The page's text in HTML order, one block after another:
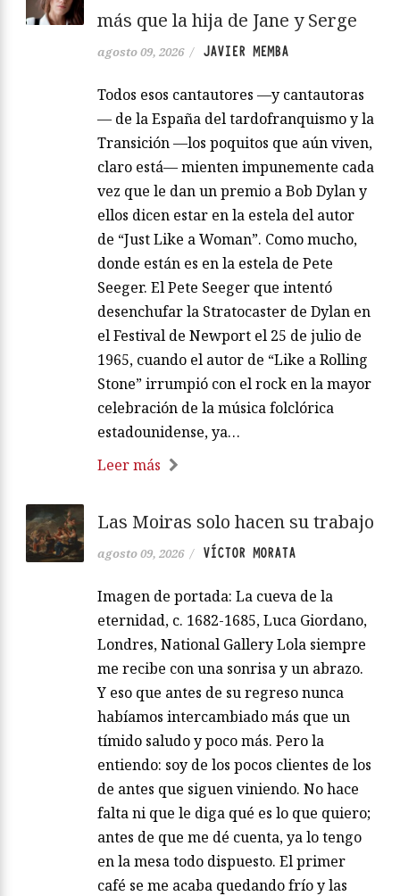
más que la hija de Jane y Serge
agosto 09, 2026 / JAVIER MEMBA
Todos esos cantautores —y cantautoras
— de la España del tardofranquismo y la
Transición —los poquitos que aún viven,
claro está— mienten impunemente cada
vez que le dan un premio a Bob Dylan y
ellos dicen estar en la estela del autor
de “Just Like a Woman”. Como mucho,
donde están es en la estela de Pete
Seeger. El Pete Seeger que intentó
desenchufar la Stratocaster de Dylan en
el Festival de Newport el 25 de julio de
1965, cuando el autor de “Like a Rolling
Stone” irrumpió con el rock en la mayor
celebración de la música folclórica
estadounidense, ya…
Leer más
Las Moiras solo hacen su trabajo
agosto 09, 2026 / VÍCTOR MORATA
Imagen de portada: La cueva de la
eternidad, c. 1682-1685, Luca Giordano,
Londres, National Gallery Lola siempre
me recibe con una sonrisa y un abrazo.
Y eso que antes de su regreso nunca
habíamos intercambiado más que un
tímido saludo y poco más. Pero la
entiendo: soy de los pocos clientes de los
de antes que siguen viniendo. No hace
falta ni que le diga qué es lo que quiero;
antes de que me dé cuenta, ya lo tengo
en la mesa todo dispuesto. El primer
café se me acaba quedando frío y las